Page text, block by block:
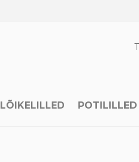
LÕIKELILLED POTILILLED